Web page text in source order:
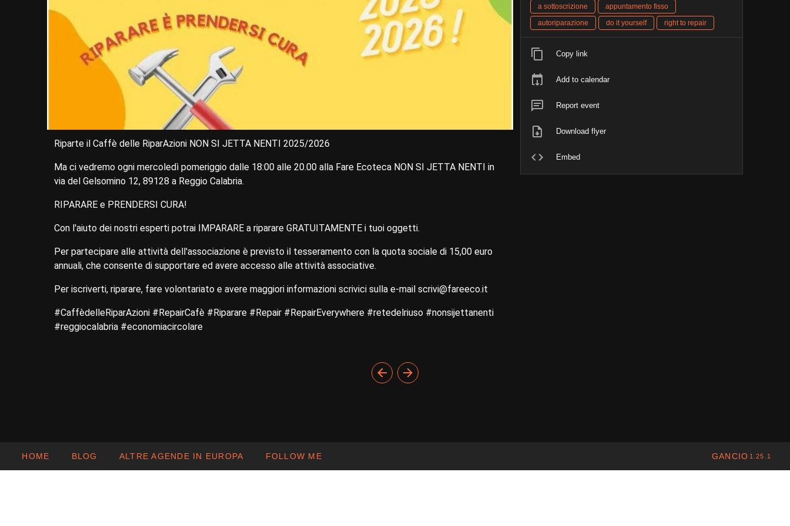
Riparte il Caffè delle RiparAzioni NON SI JETTA NENTI 2025/2026
Ma ci vedremo ogni mercoledì pomeriggio dalle 18:00 alle 20.00 alla Fare Ecoteca NON SI JETTA NENTI in
via del Gelsomino 12, 89128 a Reggio Calabria.
RIPARARE e‌ PRENDERSI CURA!
Con l'aiuto dei nostri esperti potrai IMPARARE a riparare GRATUITAMENTE i tuoi oggetti.
Per partecipare alle attività dell'associazione è previsto il tesseramento con la quota sociale di 15,00 euro
annuali, che consente di supportare ed avere accesso alle attività associative.
Per iscriverti, riparare, fare volontariato e avere maggiori informazioni scrivici sulla e-mail scrivi@fareeco.it
#CaffèdelleRiparAzioni #RepairCafè #Riparare #Repair #RepairEverywhere #retedelriuso #nonsijettanenti
#reggiocalabria #economiacircolare
a sottoscrizione
appuntamento fisso
autoriparazione
do it yourself right to repair
Copy link
Add to calendar
Report event
Download flyer
Embed
HOME BLOG ALTRE AGENDE IN EUROPA FOLLOW ME GANCIO 1.25.1